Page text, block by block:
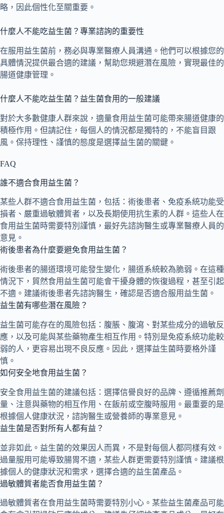
略，因此個性化至關重要。
什麼人不能吃益生菌？專業諮詢的重要性
在服用益生菌前，務必與專業醫療人員溝通。他們可以根據您的
具體情況提供最合適的建議，幫助您規避潛在風險，實現最佳的
腸道健康管理。
什麼人不能吃益生菌？益生菌食用的一般建議
對於大多數健康人群來說，適量食用益生菌可能帶來腸道健康的
積極作用。但請記住，每個人的情況都是獨特的，不能盲目跟
風。保持理性、謹慎的態度是選擇益生菌的關鍵。
FAQ
誰不適合食用益生菌？
某些人群不適合食用益生菌，包括：術後患者、免疫系統功能受
損者、嚴重過敏體質者，以及長期使用抗生素的人群。這些人在
食用益生菌時需要特別謹慎，最好先諮詢醫生或專業醫療人員的
意見。
術後患者為什麼要避免食用益生菌？
術後患者的腸道環境可能發生變化，腸道系統較為脆弱。在這種
情況下，貿然食用益生菌可能會干擾身體的恢復過程，甚至引起
不適。建議術後患者先諮詢醫生，確認是否適合服用益生菌。
益生菌有哪些潛在風險？
益生菌可能存在的風險包括：腹脹、腹瀉、對某些成分的過敏反
應，以及可能與某些藥物產生相互作用。特別是免疫系統功能較
弱的人，更容易出現不良反應。因此，選擇益生菌時要格外謹
慎。
如何安全地食用益生菌？
安全食用益生菌的建議包括：選擇信譽良好的品牌、遵循推薦劑
量、注意與藥物的相互作用、在飯前或空腹時服用。最重要的是
根據個人健康狀況，諮詢醫生或營養師的專業意見。
益生菌是否對所有人都有益？
並非如此。益生菌的效果因人而異，不是對每個人都同樣有效。
過量服用可能導致腸胃不適，某些人群更需要特別謹慎。建議根
據個人的健康狀況和需求，選擇合適的益生菌產品。
過敏體質者能否食用益生菌？
過敏體質者在食用益生菌時需要特別小心。某些益生菌產品可能